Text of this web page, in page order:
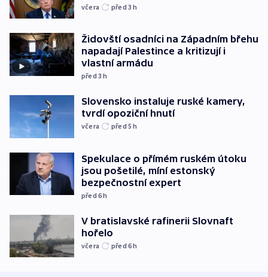
včera před 3h
Židovští osadníci na Západním břehu
napadají Palestince a kritizují i
vlastní armádu
před 3h
Slovensko instaluje ruské kamery,
tvrdí opoziční hnutí
včera před 5h
Spekulace o přímém ruském útoku
jsou pošetilé, míní estonský
bezpečnostní expert
před 6h
V bratislavské rafinerii Slovnaft
hořelo
včera před 6h